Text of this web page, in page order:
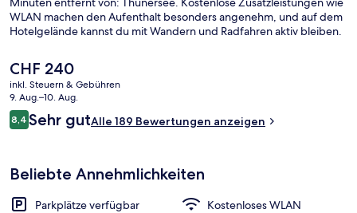
Ansicht von oben
WLAN machen den Aufenthalt besonders angenehm, und auf dem
Hotelgelände kannst du mit Wandern und Radfahren aktiv bleiben.
Der
aktuelle
Preis
beträgt
CHF 240.
CHF 240
inkl. Steuern & Gebühren
9. Aug.–10. Aug.
Bewertungen
8,48,4 von 10.
Sehr gutAlle 189 Bewertungen anzeigen
Beliebte Annehmlichkeiten
Parkplätze verfügbar
Kostenloses WLAN